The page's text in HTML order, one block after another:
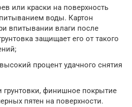
или краски на поверхность
воды. Картон
впитывании влаги после
защищает его от такого
процент удачного снятия
грунтовки, финишное покрытие
пятен на поверхности.